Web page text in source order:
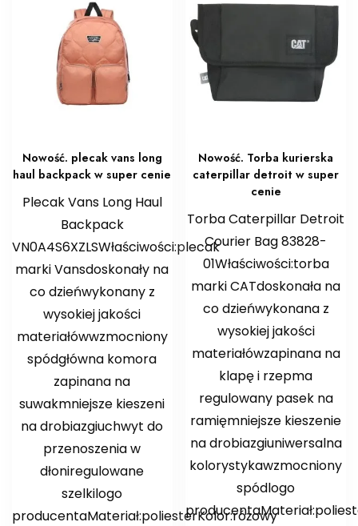
Nowość. plecak vans long
haul backpack w super cenie
Plecak Vans Long Haul
Backpack
VN0A4S6XZLSWłaściwości:plecak
marki Vansdoskonały na
co dzieńwykonany z
wysokiej jakości
materiałówwzmocniony
spódgłówna komora
zapinana na
suwakmniejsze kieszeni
na drobiazgiuchwyt do
przenoszenia w
dłoniregulowane
szelkilogo
producentaMateriał:poliesterKolor:różowy
Nowość. Torba kurierska
caterpillar detroit w super
cenie
Torba Caterpillar Detroit
Courier Bag 83828-
01Właściwości:torba
marki CATdoskonała na
co dzieńwykonana z
wysokiej jakości
materiałówzapinana na
klapę i rzepma
regulowany pasek na
ramięmniejsze kieszenie
na drobiazgiuniwersalna
kolorystykawzmocniony
spódlogo